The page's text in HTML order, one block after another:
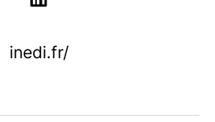
inedi.fr/